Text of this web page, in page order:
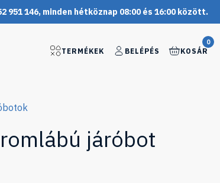
951 146, minden hétköznap 08:00 és 16:00 között.
TERMÉKEK BELÉPÉS
0
KOSÁR
járóbot